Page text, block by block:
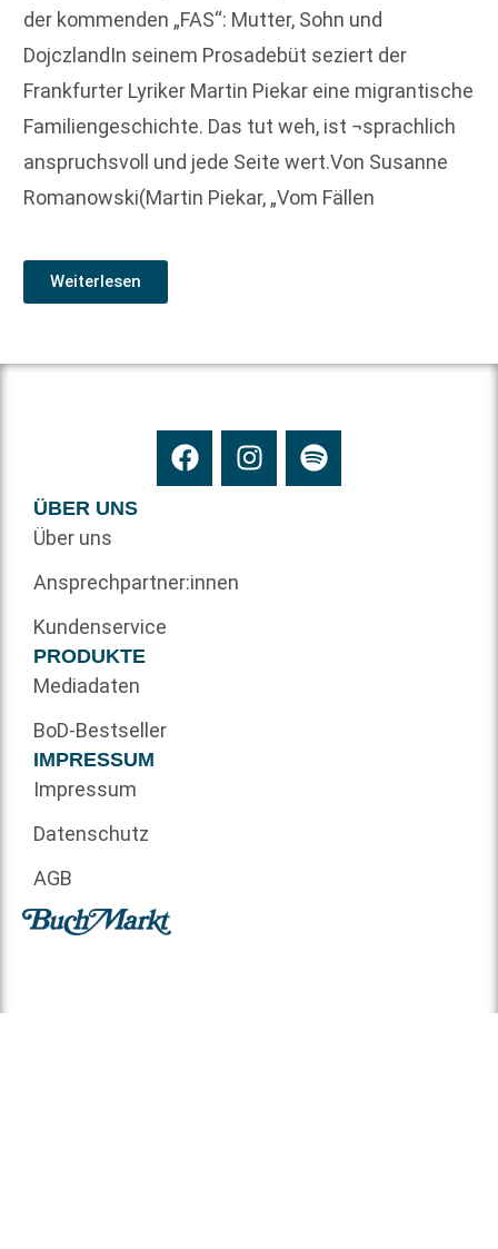
der kommenden „FAS“: Mutter, Sohn und
DojczlandIn seinem Prosadebüt seziert der
Frankfurter Lyriker Martin Piekar eine migrantische
Familiengeschichte. Das tut weh, ist ¬sprachlich
anspruchsvoll und jede Seite wert.Von Susanne
Romanowski(Martin Piekar, „Vom Fällen
Weiterlesen
ÜBER UNS
Über uns
Ansprechpartner:innen
Kundenservice
PRODUKTE
Mediadaten
BoD-Bestseller
IMPRESSUM
Impressum
Datenschutz
AGB